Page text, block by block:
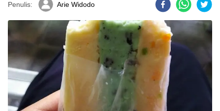
Penulis: Arie Widodo